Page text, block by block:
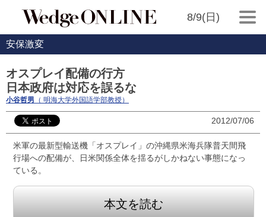
8/9(日)
安保激変
オスプレイ配備の行方
日本政府は対応を誤るな
小谷哲男 （ 明海大学外国語学部教授）
2012/07/06
米軍の最新型輸送機「オスプレイ」の沖縄県米海兵隊普天間飛
行場への配備が、日米関係全体を揺るがしかねない事態になっ
ている。
本文を読む